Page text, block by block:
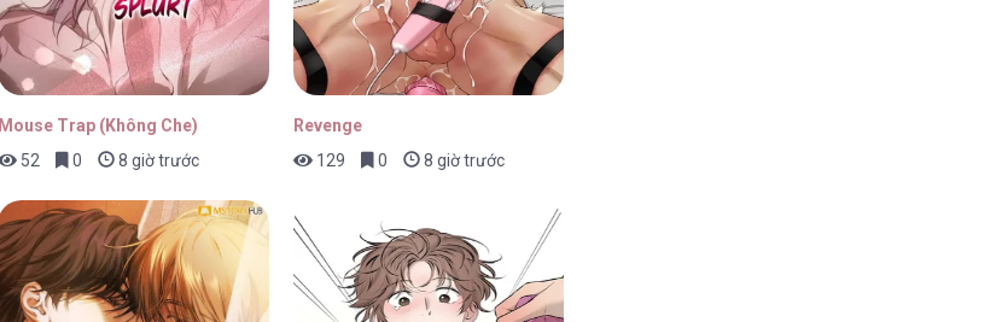
01/05/2026
01/05/2026
Mouse Trap (Không Che)
52
0 8 giờ trước
Revenge
129
0 8 giờ trước